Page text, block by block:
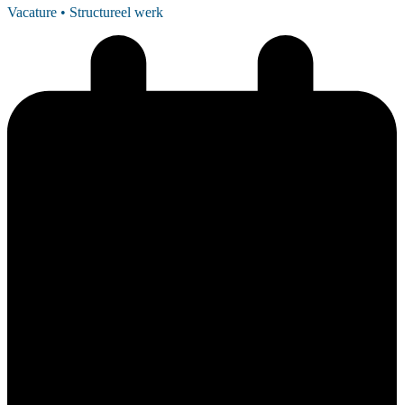
Vacature • Structureel werk